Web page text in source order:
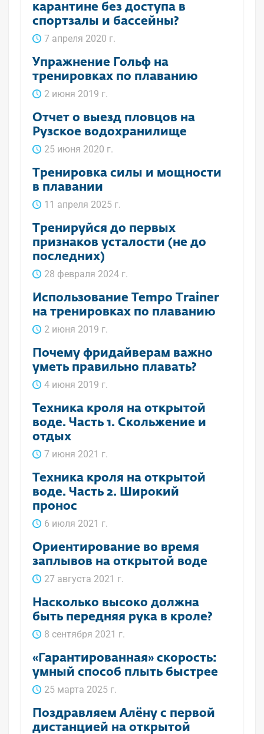
карантине без доступа в
спортзалы и бассейны?
7 апреля 2020 г.
Упражнение Гольф на
тренировках по плаванию
2 июня 2019 г.
Отчет о выезд пловцов на
Рузское водохранилище
25 июня 2020 г.
Тренировка силы и мощности
в плавании
11 апреля 2025 г.
Тренируйся до первых
признаков усталости (не до
последних)
28 февраля 2024 г.
Использование Tempo Trainer
на тренировках по плаванию
2 июня 2019 г.
Почему фридайверам важно
уметь правильно плавать?
4 июня 2019 г.
Техника кроля на открытой
воде. Часть 1. Скольжение и
отдых
7 июня 2021 г.
Техника кроля на открытой
воде. Часть 2. Широкий
пронос
6 июля 2021 г.
Ориентирование во время
заплывов на открытой воде
27 августа 2021 г.
Насколько высоко должна
быть передняя рука в кроле?
8 сентября 2021 г.
«Гарантированная» скорость:
умный способ плыть быстрее
25 марта 2025 г.
Поздравляем Алёну с первой
дистанцией на открытой